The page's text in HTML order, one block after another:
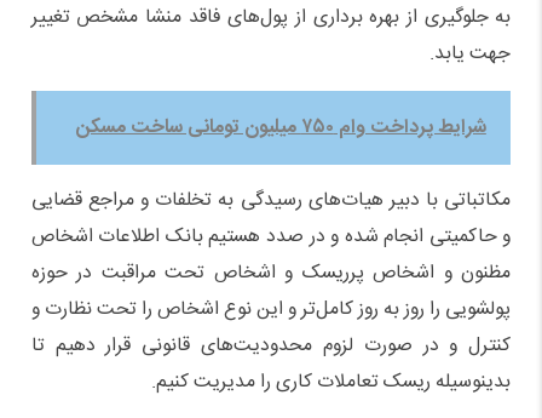
به جلوگیری از بهره برداری از پول‌های فاقد منشا مشخص تغییر
جهت یابد.
شرایط پرداخت وام ۷۵۰ میلیون تومانی ساخت مسکن
مکاتباتی با دبیر هیات‌های رسیدگی به تخلفات و مراجع قضایی
و حاکمیتی انجام شده و در صدد هستیم بانک اطلاعات اشخاص
مظنون و اشخاص پرریسک و اشخاص تحت مراقبت در حوزه
پولشویی را روز به روز کامل‌تر و این نوع اشخاص را تحت نظارت و
کنترل و در صورت لزوم محدودیت‌های قانونی قرار دهیم تا
بدینوسیله ریسک تعاملات کاری را مدیریت کنیم.